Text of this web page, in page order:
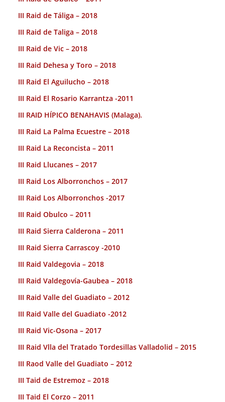
III Raid de Táliga – 2018
III Raid de Taliga – 2018
III Raid de Vic – 2018
III Raid Dehesa y Toro – 2018
III Raid El Aguilucho – 2018
III Raid El Rosario Karrantza -2011
III RAID HÍPICO BENAHAVIS (Malaga).
III Raid La Palma Ecuestre – 2018
III Raid La Reconcista – 2011
III Raid Llucanes – 2017
III Raid Los Alborronchos – 2017
III Raid Los Alborronchos -2017
III Raid Obulco – 2011
III Raid Sierra Calderona – 2011
III Raid Sierra Carrascoy -2010
III Raid Valdegovia – 2018
III Raid Valdegovía-Gaubea – 2018
III Raid Valle del Guadiato – 2012
III Raid Valle del Guadiato -2012
III Raid Vic-Osona – 2017
III Raid Vlla del Tratado Tordesillas Valladolid – 2015
III Raod Valle del Guadiato – 2012
III Taid de Estremoz – 2018
III Taid El Corzo – 2011